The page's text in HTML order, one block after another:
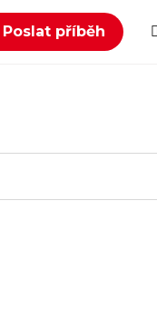
Poslat příběh